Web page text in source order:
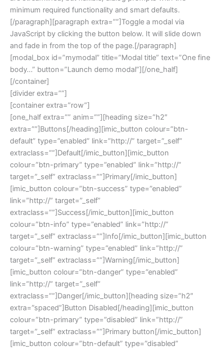
minimum required functionality and smart defaults.
[/paragraph][paragraph extra=””]Toggle a modal via
JavaScript by clicking the button below. It will slide down
and fade in from the top of the page.[/paragraph]
[modal_box id=”mymodal” title=”Modal title” text=”One fine
body…” button=”Launch demo modal”][/one_half]
[/container]
[divider extra=””]
[container extra=”row”]
[one_half extra=”” anim=””][heading size=”h2″
extra=””]Buttons[/heading][imic_button colour=”btn-
default” type=”enabled” link=”http://” target=”_self”
extraclass=””]Default[/imic_button][imic_button
colour=”btn-primary” type=”enabled” link=”http://”
target=”_self” extraclass=””]Primary[/imic_button]
[imic_button colour=”btn-success” type=”enabled”
link=”http://” target=”_self”
extraclass=””]Success[/imic_button][imic_button
colour=”btn-info” type=”enabled” link=”http://”
target=”_self” extraclass=””]Info[/imic_button][imic_button
colour=”btn-warning” type=”enabled” link=”http://”
target=”_self” extraclass=””]Warning[/imic_button]
[imic_button colour=”btn-danger” type=”enabled”
link=”http://” target=”_self”
extraclass=””]Danger[/imic_button][heading size=”h2″
extra=”spaced”]Button Disabled[/heading][imic_button
colour=”btn-primary” type=”disabled” link=”http://”
target=”_self” extraclass=””]Primary button[/imic_button]
[imic_button colour=”btn-default” type=”disabled”